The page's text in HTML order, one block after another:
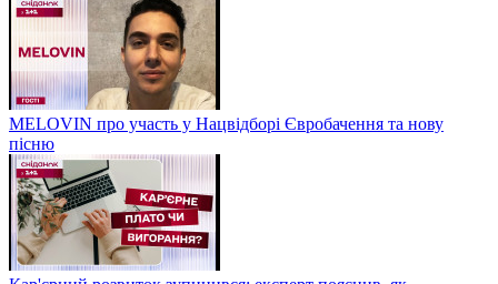
MELOVIN про участь у Нацвідборі Євробачення та нову
пісню